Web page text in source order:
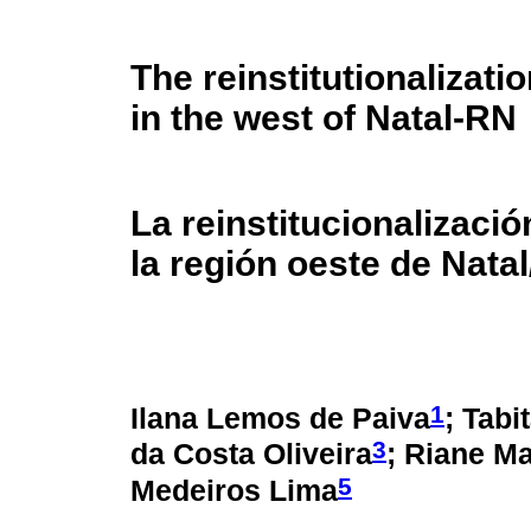
The
in the west of Natal-RN
La
la región oeste de
Ilana Lemos de Paiva1;
da Costa Oliveira3; Riane
Medeiros Lima5